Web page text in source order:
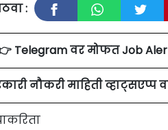
:
Telegram वर मोफत Job
नौकरी माहिती